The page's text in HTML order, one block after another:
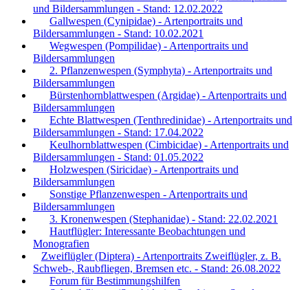
und Bildersammlungen - Stand: 12.02.2022
Gallwespen (Cynipidae) - Artenportraits und
Bildersammlungen - Stand: 10.02.2021
Wegwespen (Pompilidae) - Artenportraits und
Bildersammlungen
2. Pflanzenwespen (Symphyta) - Artenportraits und
Bildersammlungen
Bürstenhornblattwespen (Argidae) - Artenportraits und
Bildersammlungen
Echte Blattwespen (Tenthredinidae) - Artenportraits und
Bildersammlungen - Stand: 17.04.2022
Keulhornblattwespen (Cimbicidae) - Artenportraits und
Bildersammlungen - Stand: 01.05.2022
Holzwespen (Siricidae) - Artenportraits und
Bildersammlungen
Sonstige Pflanzenwespen - Artenportraits und
Bildersammlungen
3. Kronenwespen (Stephanidae) - Stand: 22.02.2021
Hautflügler: Interessante Beobachtungen und
Monografien
Zweiflügler (Diptera) - Artenportraits Zweiflügler, z. B.
Schweb-, Raubfliegen, Bremsen etc. - Stand: 26.08.2022
Forum für Bestimmungshilfen